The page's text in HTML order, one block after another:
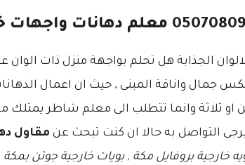
الجذابة هل تحلم بواجهة منزل ذات
جمال واناقة المبنى , حيث ان اعمال
التواصل به حالا ان كنت تبحث عن مقاول
خارجية بروفايل مكة , بويات خارجية جوتن بمكة